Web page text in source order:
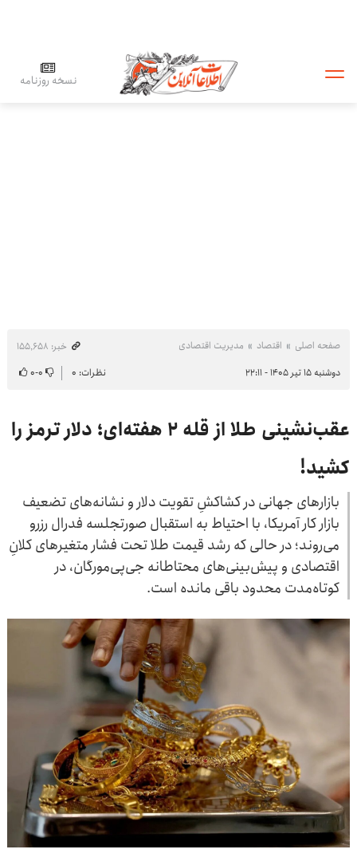
نسخه روزنامه
صفحه اصلی اقتصاد مدیریت اقتصادی
خبر: ۱۵۵٬۶۵۸
دوشنبه ۱۵ تیر ۱۴۰۵ - ۲۲:۱۱
نظرات: ۰ ۰-۰
عقب‌نشینی طلا از قله ۲ هفته‌ای؛ دلار ترمز را
کشید!
بازارهای جهانی در کشاکشِ تقویت دلار و نشانه‌های تضعیف
بازار کار آمریکا، با احتیاط به استقبال صورتجلسه فدرال رزرو
می‌روند؛ در حالی که رشد قیمت طلا تحت فشار متغیرهای کلانِ
اقتصادی و پیش‌بینی‌های محتاطانه جی‌پی‌مورگان، در
کوتاه‌مدت محدود باقی مانده است.